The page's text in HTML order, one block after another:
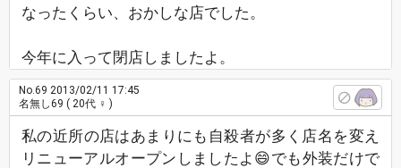
なったくらい、おかしな店でした。
今年に入って閉店しましたよ。
No.69 2013/02/11 17:45
名無し69 ( 20代 ♀ )
私の近所の店はあまりにも自殺者が多く店名を変え
リニューアルオープンしましたよ😄でも外装だけで